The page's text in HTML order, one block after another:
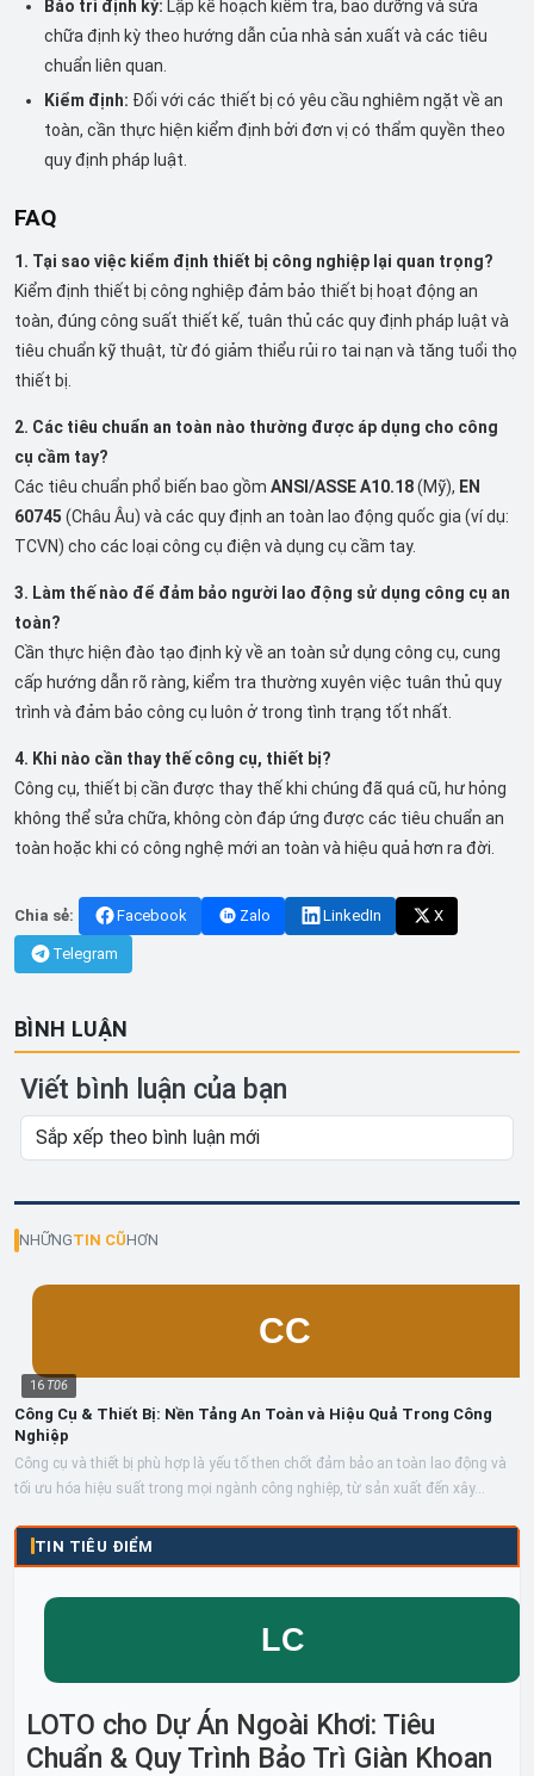
Bảo trì định kỳ: Lập kế hoạch kiểm tra, bảo dưỡng và sửa
chữa định kỳ theo hướng dẫn của nhà sản xuất và các tiêu
chuẩn liên quan.
Kiểm định: Đối với các thiết bị có yêu cầu nghiêm ngặt về an
toàn, cần thực hiện kiểm định bởi đơn vị có thẩm quyền theo
quy định pháp luật.
FAQ
1. Tại sao việc kiểm định thiết bị công nghiệp lại quan trọng?
Kiểm định thiết bị công nghiệp đảm bảo thiết bị hoạt động an
toàn, đúng công suất thiết kế, tuân thủ các quy định pháp luật và
tiêu chuẩn kỹ thuật, từ đó giảm thiểu rủi ro tai nạn và tăng tuổi thọ
thiết bị.
2. Các tiêu chuẩn an toàn nào thường được áp dụng cho công
cụ cầm tay?
Các tiêu chuẩn phổ biến bao gồm ANSI/ASSE A10.18(Mỹ), EN
60745 (Châu Âu) và các quy định an toàn lao động quốc gia (ví dụ:
TCVN) cho các loại công cụ điện và dụng cụ cầm tay.
3. Làm thế nào để đảm bảo người lao động sử dụng công cụ an
toàn?
Cần thực hiện đào tạo định kỳ về an toàn sử dụng công cụ, cung
cấp hướng dẫn rõ ràng, kiểm tra thường xuyên việc tuân thủ quy
trình và đảm bảo công cụ luôn ở trong tình trạng tốt nhất.
4. Khi nào cần thay thế công cụ, thiết bị?
Công cụ, thiết bị cần được thay thế khi chúng đã quá cũ, hư hỏng
không thể sửa chữa, không còn đáp ứng được các tiêu chuẩn an
toàn hoặc khi có công nghệ mới an toàn và hiệu quả hơn ra đời.
Chia sẻ: Facebook Zalo LinkedIn X
Telegram
BÌNH LUẬN
Viết bình luận của bạn
NHỮNGTIN CŨHƠN
16 T06
Công Cụ & Thiết Bị: Nền Tảng An Toàn và Hiệu Quả Trong Công
Nghiệp
Công cụ và thiết bị phù hợp là yếu tố then chốt đảm bảo an toàn lao động và
tối ưu hóa hiệu suất trong mọi ngành công nghiệp, từ sản xuất đến xây...
TIN TIÊU ĐIỂM
LOTO cho Dự Án Ngoài Khơi: Tiêu
Chuẩn & Quy Trình Bảo Trì Giàn Khoan